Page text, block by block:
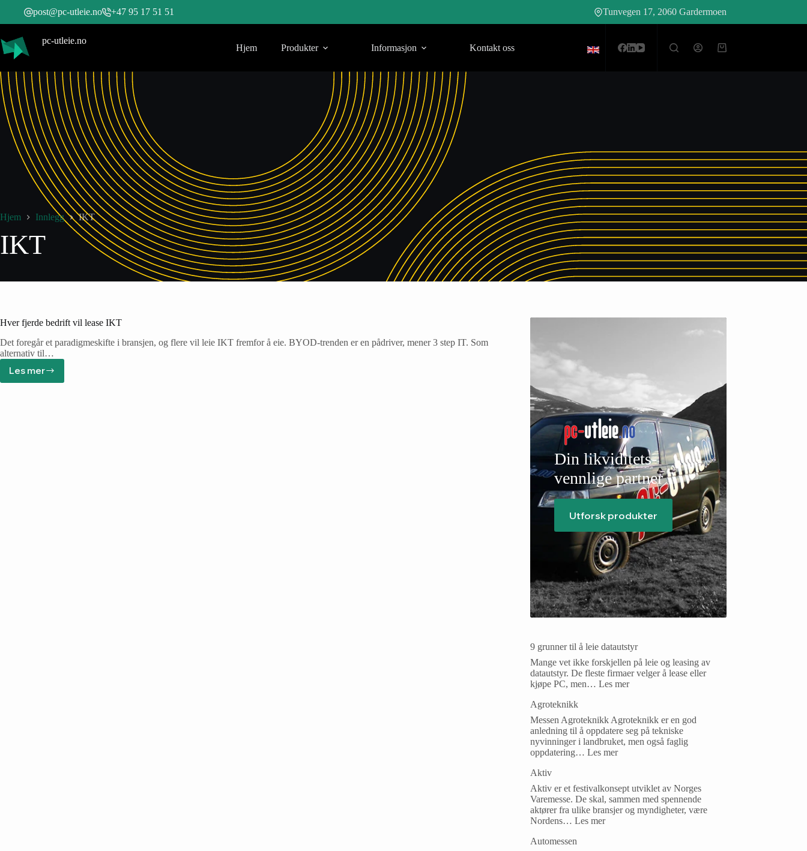
post@pc-utleie.no +47 95 17 51 51 Tunvegen 17, 2060 Gardermoen
pc-utleie.no
Hjem Produkter Informasjon Kontakt oss
Hjem Innlegg IKT
IKT
Hver fjerde bedrift vil lease IKT
Det foregår et paradigmeskifte i bransjen, og flere vil leie IKT fremfor å eie. BYOD-trenden er en pådriver, mener 3 step IT. Som
alternativ til…
Les mer
Din likviditets-
vennlige partner
Utforsk produkter
9 grunner til å leie datautstyr
Mange vet ikke forskjellen på leie og leasing av
datautstyr. De fleste firmaer velger å lease eller
kjøpe PC, men…Les mer
Agroteknikk
Messen Agroteknikk Agroteknikk er en god
anledning til å oppdatere seg på tekniske
nyvinninger i landbruket, men også faglig
oppdatering…Les mer
Aktiv
Aktiv er et festivalkonsept utviklet av Norges
Varemesse. De skal, sammen med spennende
aktører fra ulike bransjer og myndigheter, være
Nordens…Les mer
Automessen